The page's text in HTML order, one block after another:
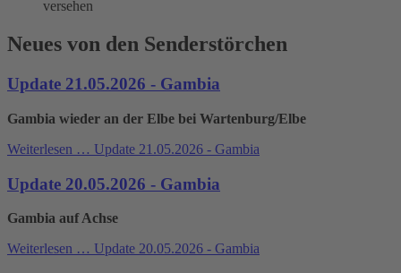
Neues von den Senderstörchen
Update 21.05.2026 - Gambia
Gambia wieder an der Elbe bei Wartenburg/Elbe
Weiterlesen … Update 21.05.2026 - Gambia
Update 20.05.2026 - Gambia
Gambia auf Achse
Weiterlesen … Update 20.05.2026 - Gambia